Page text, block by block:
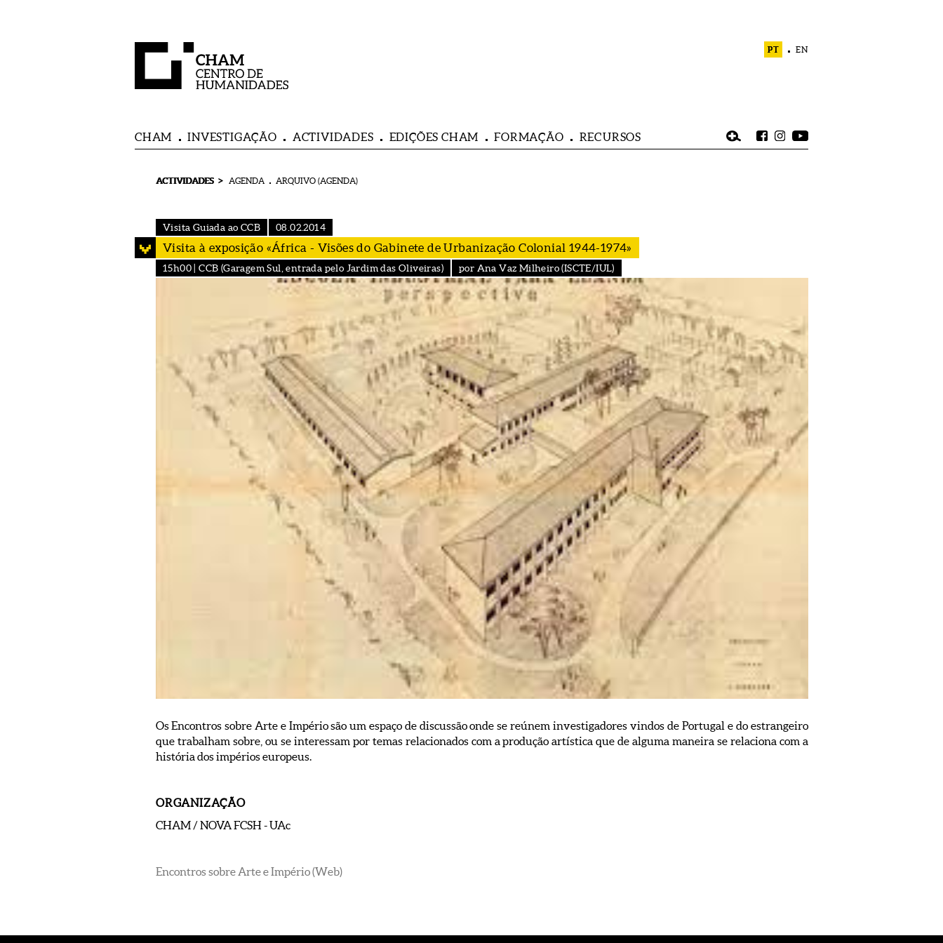
PT EN
CHAM INVESTIGAÇÃO ACTIVIDADES EDIÇÕES CHAM FORMAÇÃO RECURSOS
ACTIVIDADES > AGENDA ARQUIVO (AGENDA)
Visita Guiada ao CCB 08.02.2014
Visita à exposição «África - Visões do Gabinete de Urbanização Colonial 1944-1974»
15h00 | CCB (Garagem Sul, entrada pelo Jardim das Oliveiras) por Ana Vaz Milheiro (ISCTE/IUL)
Os Encontros sobre Arte e Império são um espaço de discussão onde se reúnem investigadores vindos de Portugal e do estrangeiro
que trabalham sobre, ou se interessam por temas relacionados com a produção artística que de alguma maneira se relaciona com a
história dos impérios europeus.
ORGANIZAÇÃO
CHAM / NOVA FCSH - UAc
Encontros sobre Arte e Império (Web)